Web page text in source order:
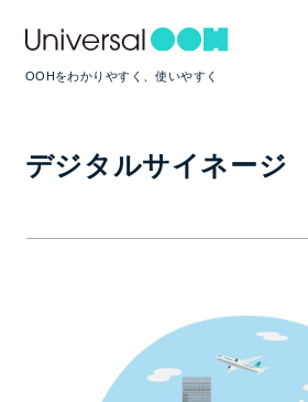
OOHをわかりやすく、使いやすく
デジタルサイネージ